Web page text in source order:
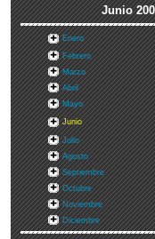
Junio
Enero
Febrero
Marzo
Abril
Mayo
Junio
Julio
Agosto
Septiembre
Octubre
Noviembre
Diciembre